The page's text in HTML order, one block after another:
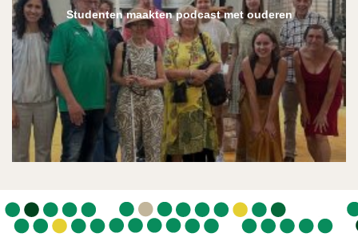
Studenten maakten podcast met ouderen